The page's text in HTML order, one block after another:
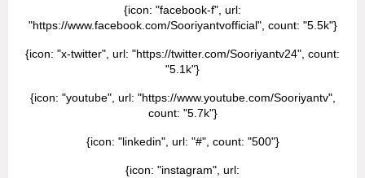
{icon: "facebook-f", url:
"https://www.facebook.com/Sooriyantvofficial", count: "5.5k"}
{icon: "x-twitter", url: "https://twitter.com/Sooriyantv24", count:
"5.1k"}
{icon: "youtube", url: "https://www.youtube.com/Sooriyantv",
count: "5.7k"}
{icon: "linkedin", url: "#", count: "500"}
{icon: "instagram", url: